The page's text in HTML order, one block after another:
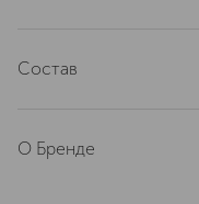
Состав
Glycerin, Ethylhexyl
О Бренде